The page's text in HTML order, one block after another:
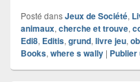
Posté dansJeux de Société,
animaux, cherche et trouve,
Edi8, Editis, grund, livre jeu,
Books, where s wally |